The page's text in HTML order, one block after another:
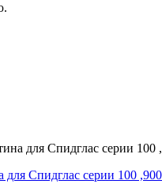
для Спидглас серии 100